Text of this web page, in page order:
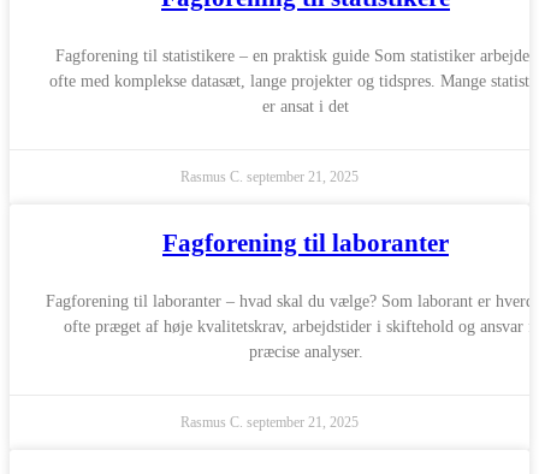
Fagforening til statistikere – en praktisk guide Som statistiker arbejder
ofte med komplekse datasæt, lange projekter og tidspres. Mange
er ansat i det
Rasmus C. september 21, 2025
Fagforening til laboranter
Fagforening til laboranter – hvad skal du vælge? Som laborant er
ofte præget af høje kvalitetskrav, arbejdstider i skiftehold og ansvar
præcise analyser.
Rasmus C. september 21, 2025